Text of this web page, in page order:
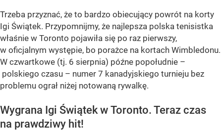
Trzeba przyznać, że to bardzo obiecujący powrót na korty
Igi Świątek. Przypomnijmy, że najlepsza polska tenisistka
właśnie w Toronto pojawiła się po raz pierwszy,
w oficjalnym występie, bo porażce na kortach Wimbledonu.
W czwartkowe (tj. 6 sierpnia) późne popołudnie –
polskiego czasu – numer 7 kanadyjskiego turnieju bez
problemu ograł niżej notowaną rywalkę.
Wygrana Igi Świątek w Toronto. Teraz czas
na prawdziwy hit!